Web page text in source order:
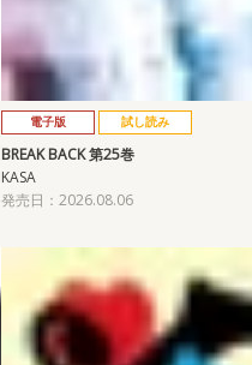
電子版 試し読み
BREAK BACK 第25巻
KASA
発売日：2026.08.06